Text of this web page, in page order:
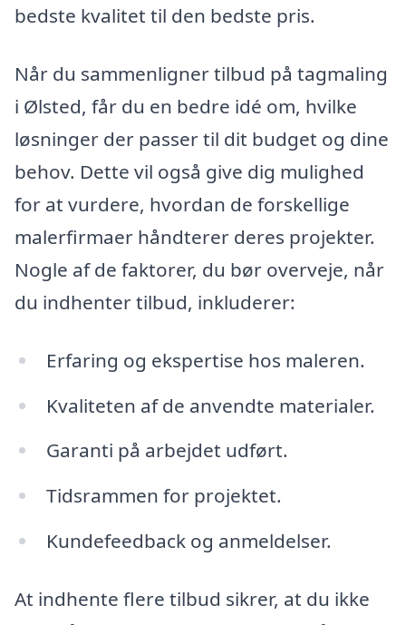
bedste kvalitet til den bedste pris.
Når du sammenligner tilbud på tagmaling
i Ølsted, får du en bedre idé om, hvilke
løsninger der passer til dit budget og dine
behov. Dette vil også give dig mulighed
for at vurdere, hvordan de forskellige
malerfirmaer håndterer deres projekter.
Nogle af de faktorer, du bør overveje, når
du indhenter tilbud, inkluderer:
Erfaring og ekspertise hos maleren.
Kvaliteten af de anvendte materialer.
Garanti på arbejdet udført.
Tidsrammen for projektet.
Kundefeedback og anmeldelser.
At indhente flere tilbud sikrer, at du ikke